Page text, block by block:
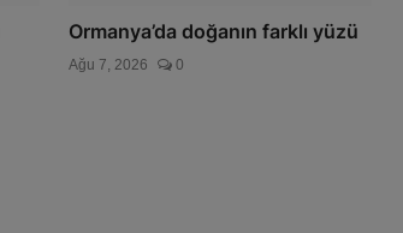
Ormanya’da doğanın farklı yüzü
Ağu 7, 2026 0